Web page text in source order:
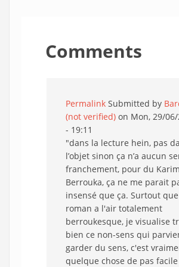
Comments
Permalink Submitted by
(not verified) on Mon, 29/
- 19:11
"dans la lecture hein, pas
l’objet sinon ça n’a aucun
franchement, pour du Karim
Berrouka, ça ne me parait
insensé que ça. Surtout
roman a l'air totalement
berroukesque, je visualise
bien ce non-sens qui
garder du sens, c'est
quelque chose de pas facile